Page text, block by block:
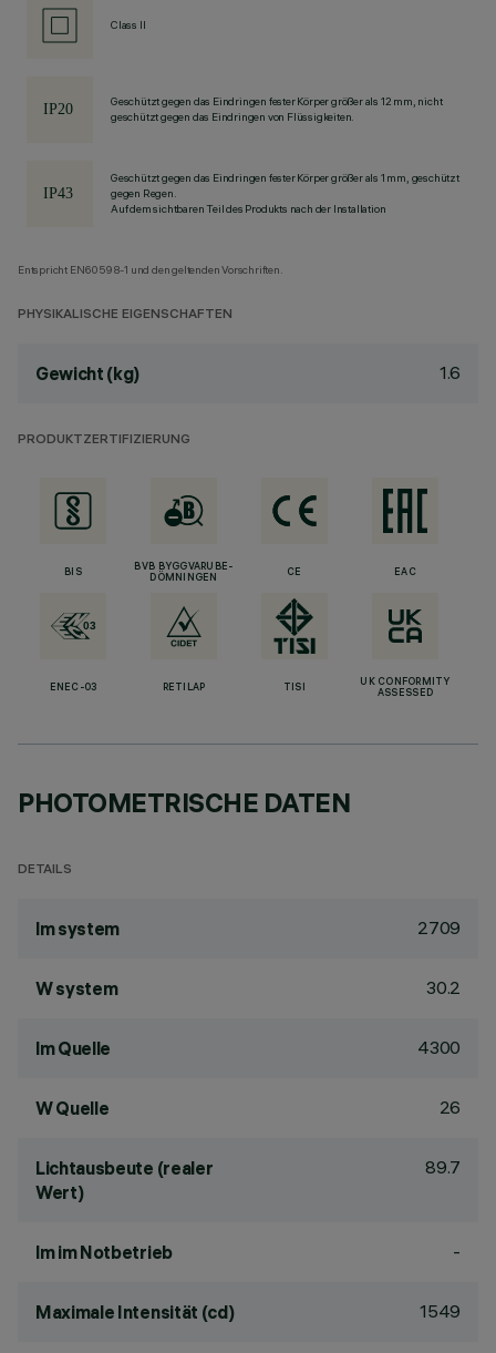
Class II
Geschützt gegen das Eindringen fester Körper größer als 12 mm, nicht
geschützt gegen das Eindringen von Flüssigkeiten.
Geschützt gegen das Eindringen fester Körper größer als 1 mm, geschützt
gegen Regen.
Auf dem sichtbaren Teil des Produkts nach der Installation
Entspricht EN60598-1 und den geltenden Vorschriften.
PHYSIKALISCHE EIGENSCHAFTEN
Gewicht (kg) 1.6
PRODUKTZERTIFIZIERUNG
BIS
BVB BYGGVARUBE-
DÖMNINGEN
CE EAC
ENEC-03 RETILAP TISI
UK CONFORMITY
ASSESSED
PHOTOMETRISCHE DATEN
DETAILS
lm system 2709
W system 30.2
lm Quelle 4300
W Quelle 26
Lichtausbeute (realer
Wert)
89.7
lm im Notbetrieb -
Maximale Intensität (cd) 1549